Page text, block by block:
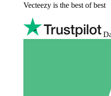
Vecteezy is the best of best